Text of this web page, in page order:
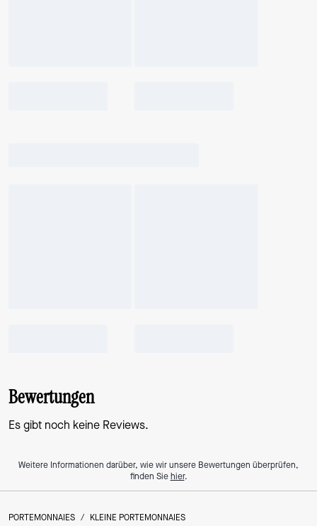
Bewertungen
Es gibt noch keine Reviews.
Weitere Informationen darüber, wie wir unsere Bewertungen überprüfen,
finden Siehier.
PORTEMONNAIES / KLEINE PORTEMONNAIES